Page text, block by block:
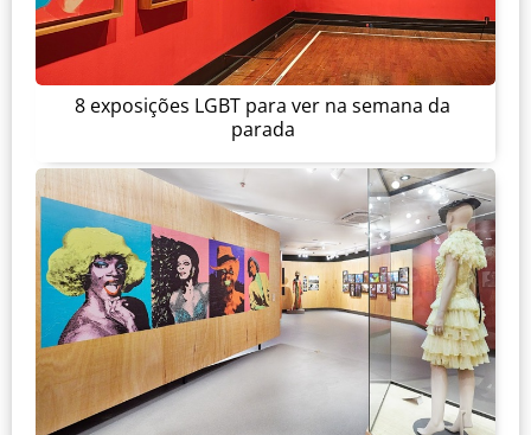
8 exposições LGBT para ver na semana da
parada